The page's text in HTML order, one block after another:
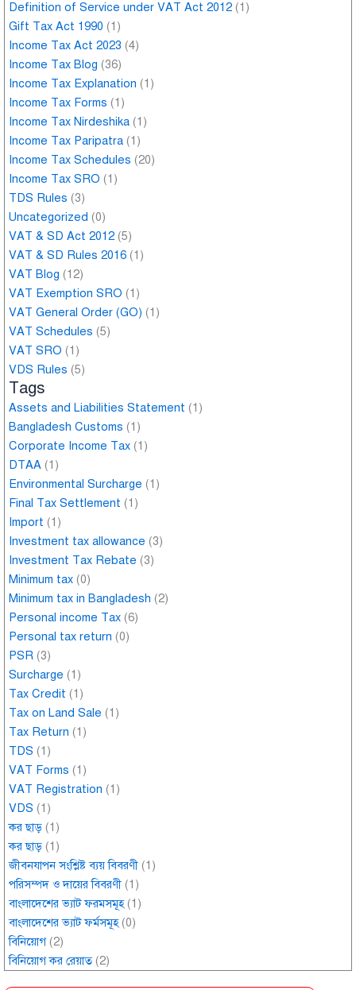
Definition of Service under VAT Act 2012 (1)
Gift Tax Act 1990 (1)
Income Tax Act 2023 (4)
Income Tax Blog (36)
Income Tax Explanation (1)
Income Tax Forms (1)
Income Tax Nirdeshika (1)
Income Tax Paripatra (1)
Income Tax Schedules (20)
Income Tax SRO (1)
TDS Rules (3)
Uncategorized (0)
VAT & SD Act 2012 (5)
VAT & SD Rules 2016 (1)
VAT Blog (12)
VAT Exemption SRO (1)
VAT General Order (GO) (1)
VAT Schedules (5)
VAT SRO (1)
VDS Rules (5)
Tags
Assets and Liabilities Statement (1)
Bangladesh Customs (1)
Corporate Income Tax (1)
DTAA (1)
Environmental Surcharge (1)
Final Tax Settlement (1)
Import (1)
Investment tax allowance (3)
Investment Tax Rebate (3)
Minimum tax (0)
Minimum tax in Bangladesh (2)
Personal income Tax (6)
Personal tax return (0)
PSR (3)
Surcharge (1)
Tax Credit (1)
Tax on Land Sale (1)
Tax Return (1)
TDS (1)
VAT Forms (1)
VAT Registration (1)
VDS (1)
কর ছাড় (1)
কর ছাড় (1)
জীবনযাপন সংশ্লিষ্ট ব্যয় বিবরণী (1)
পরিসম্পদ ও দায়ের বিবরণী (1)
বাংলাদেশের ভ্যাট ফরমসমূহ(1)
বাংলাদেশের ভ্যাট ফর্মসমূহ(0)
বিনিয়োগ(2)
বিনিয়োগ কর রেয়াত(2)